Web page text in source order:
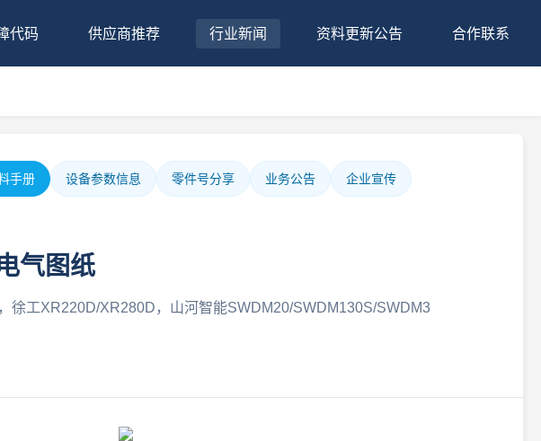
代码 供应商推荐 行业新闻 资料更新公告 合作联系
手册 设备参数信息 零件号分享 业务公告 企业宣传
气图纸
工XR220D/XR280D，山河智能SWDM20/SWDM130S/SWDM3